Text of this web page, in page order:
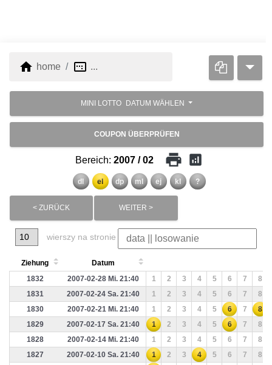
home home image_aspect_ratio ...
MINI LOTTO DATUM WÄHLEN
COUPON ÜBERPRÜFEN
Bereich: 2007 / 02 print analytics
dl el dp ml ej kl ?
< ZURÜCK WEITER >
wierszy na stronie
Ziehung
Datum
1832
2007-02-28 Mi. 21:40 1 2 3 4 5 6 7
8
1831
2007-02-24 Sa. 21:40 1 2 3 4 5 6 7
8
1830
2007-02-21 Mi. 21:40 1 2 3 4 5 6 7
8
1829
2007-02-17 Sa. 21:40 1 2 3 4 5 6 7
8
1828
2007-02-14 Mi. 21:40 1 2 3 4 5 6 7
8
1827
2007-02-10 Sa. 21:40 1 2 3 4 5 6 7
8